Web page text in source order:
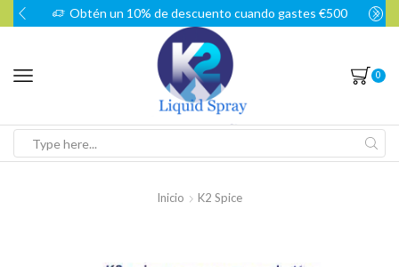
Obtén un 10% de descuento cuando gastes €500
0
Inicio K2 Spice